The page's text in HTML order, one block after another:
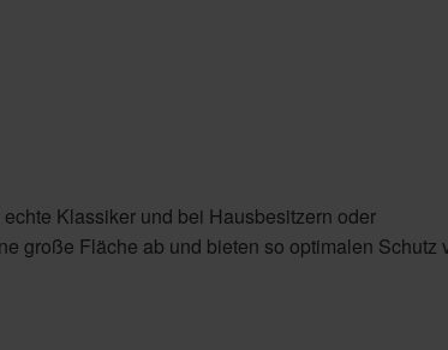
Klassiker und bei Hausbesitzern oder
große Fläche ab und bieten so optimalen Schutz